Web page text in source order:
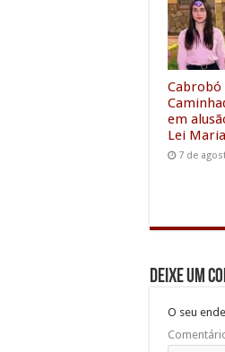
o
k
em
Lei
7 de
Deixe um
O seu